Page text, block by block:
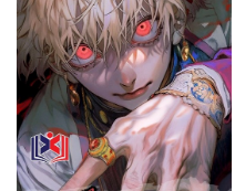
Tiểu Thuyết
Trinh Thám
Triều Đấu
Trùng Sinh